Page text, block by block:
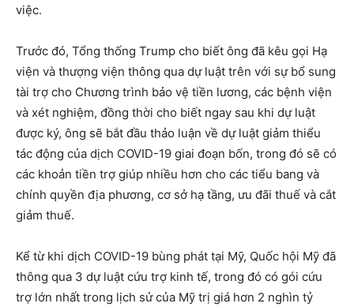
việc.
Trước đó, Tổng thống Trump cho biết ông đã kêu gọi Hạ
viện và thượng viện thông qua dự luật trên với sự bổ sung
tài trợ cho Chương trình bảo vệ tiền lương, các bệnh viện
và xét nghiệm, đồng thời cho biết ngay sau khi dự luật
được ký, ông sẽ bắt đầu thảo luận về dự luật giảm thiểu
tác động của dịch COVID-19 giai đoạn bốn, trong đó sẽ có
các khoản tiền trợ giúp nhiều hơn cho các tiểu bang và
chính quyền địa phương, cơ sở hạ tầng, ưu đãi thuế và cắt
giảm thuế.
Kể từ khi dịch COVID-19 bùng phát tại Mỹ, Quốc hội Mỹ đã
thông qua 3 dự luật cứu trợ kinh tế, trong đó có gói cứu
trợ lớn nhất trong lịch sử của Mỹ trị giá hơn 2 nghìn tỷ